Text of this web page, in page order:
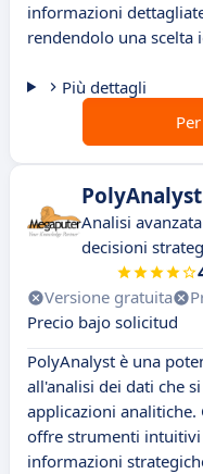
informazioni
rendendolo una scelta
Più dettagli
PolyAnalyst
Analisi
decisioni
Versione gratuita
Precio bajo solicitud
PolyAnalyst è una
all'analisi dei dati che
applicazioni analitiche.
offre strumenti
informazioni